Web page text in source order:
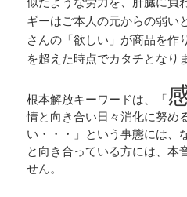
ギーはご本人の元からの弱い
さんの「欲しい」が商品を作
を超えた時点でカタチとなり
根本解放キーワードは、「
情と向き合い日々消化に努め
い・・・」という事態には、
と向き合っている方には、本
せん。